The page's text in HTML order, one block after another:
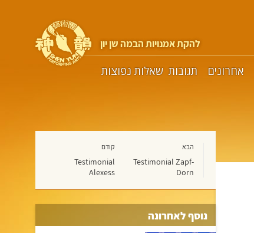
להקת אמנויות הבמה שן יון
אחרונים תגובות שאלות נפוצות
קודם
Testimonial
Alexess
הבא
Testimonial Zapf-
Dorn
נוסף לאחרונה